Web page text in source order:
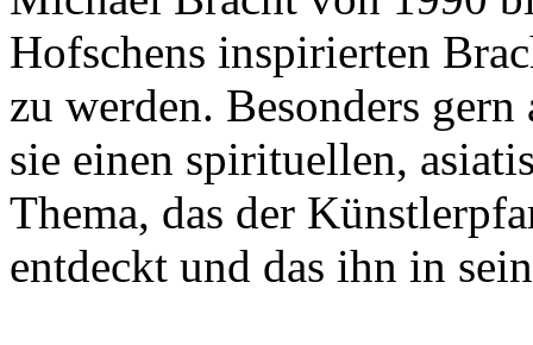
Hofschens inspirierten
zu werden. Besonders
sie einen spirituellen,
Thema, das der
entdeckt und das ihn in